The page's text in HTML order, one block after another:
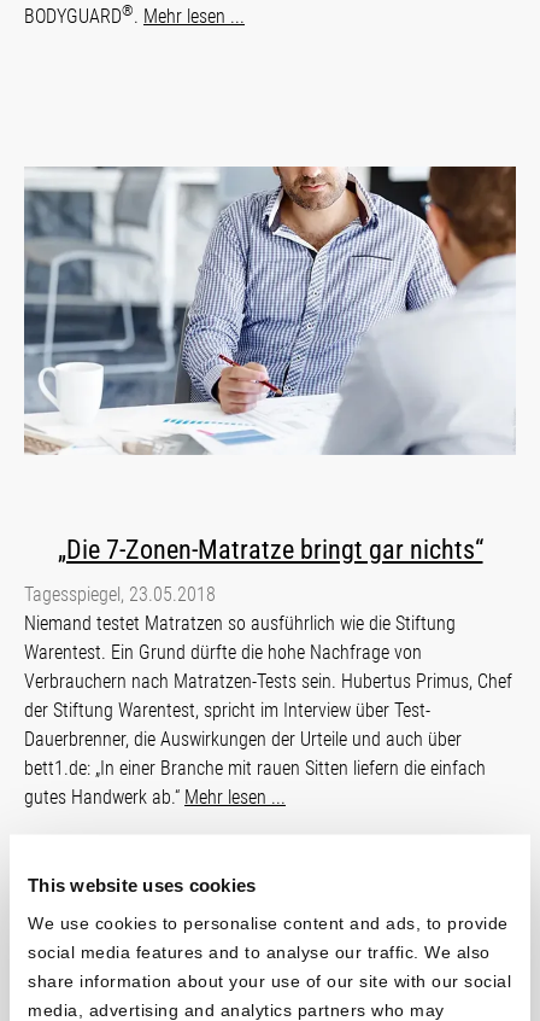
This website uses cookies
We use cookies to personalise content and ads, to provide
social media features and to analyse our traffic. We also
share information about your use of our site with our social
media, advertising and analytics partners who may
BODYGUARD®. Mehr lesen ...
„Die 7-Zonen-Matratze bringt gar nichts“
Tagesspiegel, 23.05.2018
Niemand testet Matratzen so ausführlich wie die Stiftung
Warentest. Ein Grund dürfte die hohe Nachfrage von
Verbrauchern nach Matratzen-Tests sein. Hubertus Primus, Chef
der Stiftung Warentest, spricht im Interview über Test-
Dauerbrenner, die Auswirkungen der Urteile und auch über
bett1.de: „In einer Branche mit rauen Sitten liefern die einfach
gutes Handwerk ab.“ Mehr lesen ...